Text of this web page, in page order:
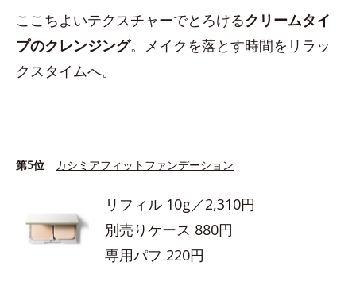
ここちよいテクスチャーでとろけるクリームタイ
プのクレンジング。メイクを落とす時間をリラッ
クスタイムへ。
第5位 カシミアフィットファンデーション
リフィル 10g／2,310円
別売りケース 880円
専用パフ 220円